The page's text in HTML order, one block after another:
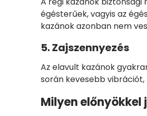
égésterűek, vagyis az
kazánok azonban nem
5. Zajszennyezés
Az elavult kazánok
során kevesebb
Milyen előnyökkel